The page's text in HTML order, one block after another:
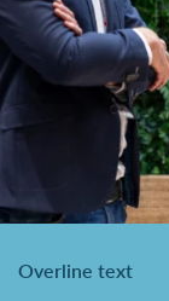
Overline text